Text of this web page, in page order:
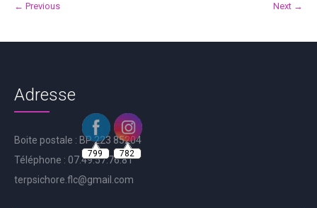
← Previous Next →
Adresse
Boite postale : BP 223 85204
Téléphone : 07.49.57.76.81
terpsichore.flc@gmail.com
799 782